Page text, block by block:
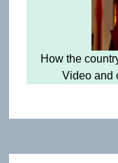
How the
Video and